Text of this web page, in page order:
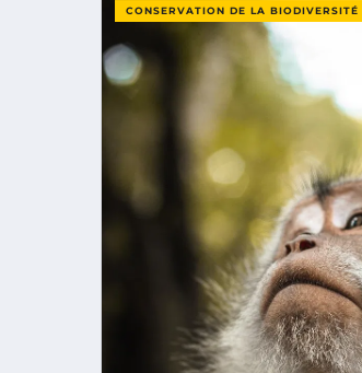
CONSERVATION DE LA BIODIVERSITÉ